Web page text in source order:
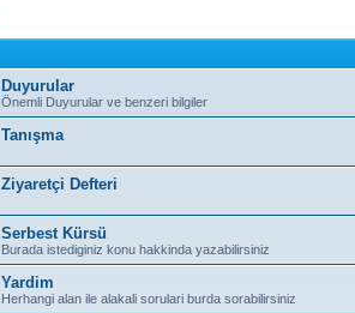
Duyurular
Önemli Duyurular ve benzeri bilgiler
Tanışma
Ziyaretçi Defteri
Serbest Kürsü
Burada istediginiz konu hakkinda yazabilirsiniz
Yardim
Herhangi alan ile alakali sorulari burda sorabilirsiniz